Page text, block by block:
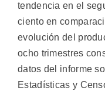
tendencia en el
ciento en
evolución del
ocho trimestres
datos del informe
Estadísticas y